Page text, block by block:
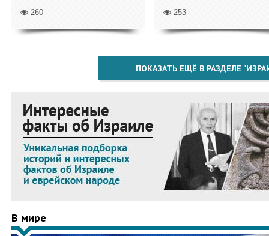
260 253
ПОКАЗАТЬ ЕЩЁ В РАЗДЕЛЕ
В мире